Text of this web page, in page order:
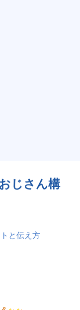
じさん構
と伝え方